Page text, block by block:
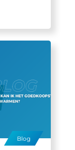
Blog